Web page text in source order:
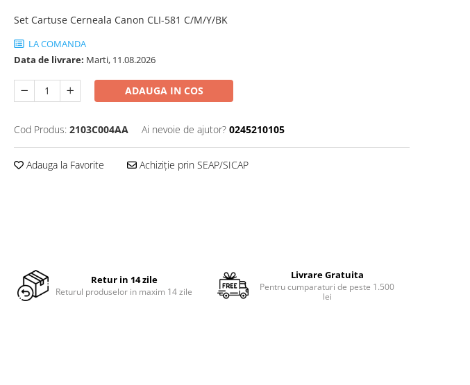
Set Cartuse Cerneala Canon CLI-581 C/M/Y/BK
LA COMANDA
Data de livrare: Marti, 11.08.2026
ADAUGA IN COS
Cod Produs: 2103C004AA Ai nevoie de ajutor? 0245210105
Adauga la Favorite Achiziție prin SEAP/SICAP
Retur in 14 zile
Returul produselor in maxim 14 zile
Livrare Gratuita
Pentru cumparaturi de peste 1.500
lei